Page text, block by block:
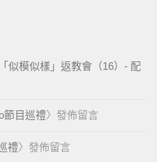
似模似樣」返教會（16）- 配
節目巡禮〉發佈留言
禮〉發佈留言